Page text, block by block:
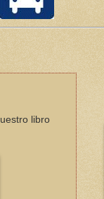
libro